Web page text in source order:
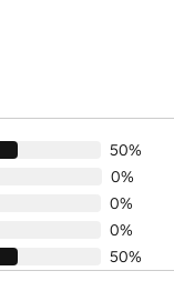
50%
0%
0%
0%
50%